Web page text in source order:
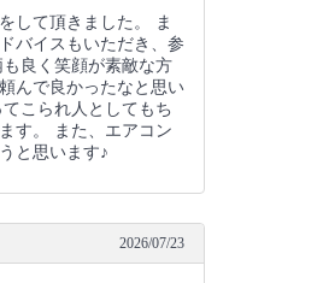
して頂きました。 ま
バイスもいただき、参
良く笑顔が素敵な方
んで良かったなと思い
こられ人としてもち
す。 また、エアコン
と思います♪
2026/07/23